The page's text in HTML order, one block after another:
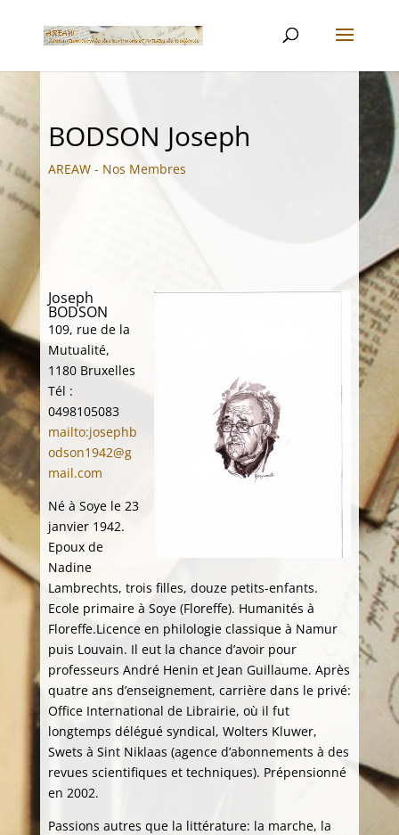
BODSON Joseph
AREAW - Nos Membres
Joseph
BODSON
109, rue de la
Mutualité,
1180 Bruxelles
Tél :
0498105083
mailto:josephb
odson1942@g
mail.com
Né à Soye le 23
janvier 1942.
Epoux de
Nadine
Lambrechts, trois filles, douze petits-enfants.
Ecole primaire à Soye (Floreffe). Humanités à
Floreffe.Licence en philologie classique à Namur
puis Louvain. Il eut la chance d’avoir pour
professeurs André Henin et Jean Guillaume. Après
quatre ans d’enseignement, carrière dans le privé:
Office International de Librairie, où il fut
longtemps délégué syndical, Wolters Kluwer,
Swets à Sint Niklaas (agence d’abonnements à des
revues scientifiques et techniques). Prépensionné
en 2002.
Passions autres que la littérature: la marche, la